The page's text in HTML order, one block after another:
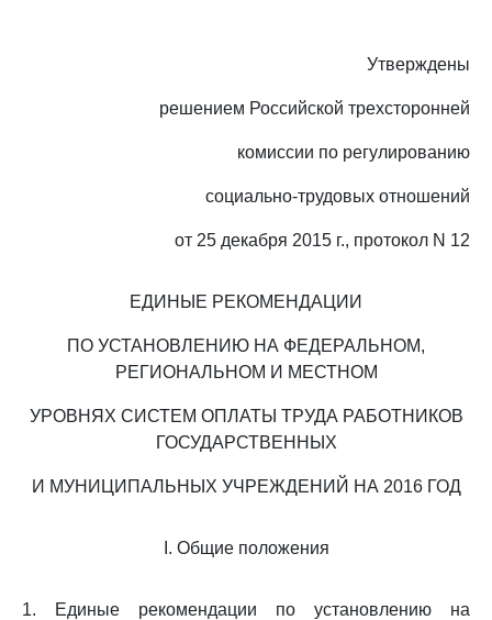
Утверждены
решением Российской трехсторонней
комиссии по регулированию
социально-трудовых отношений
от 25 декабря 2015 г., протокол N 12
ЕДИНЫЕ РЕКОМЕНДАЦИИ
ПО УСТАНОВЛЕНИЮ НА ФЕДЕРАЛЬНОМ,
РЕГИОНАЛЬНОМ И МЕСТНОМ
УРОВНЯХ СИСТЕМ ОПЛАТЫ ТРУДА РАБОТНИКОВ
ГОСУДАРСТВЕННЫХ
И МУНИЦИПАЛЬНЫХ УЧРЕЖДЕНИЙ НА 2016 ГОД
I. Общие положения
1. Единые рекомендации по установлению на